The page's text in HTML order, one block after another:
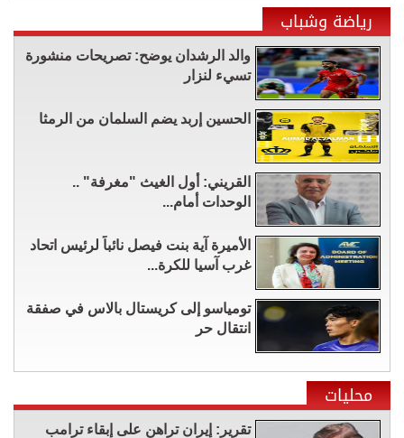
رياضة وشباب
والد الرشدان يوضح: تصريحات منشورة
تسيء لنزار
الحسين إربد يضم السلمان من الرمثا
القريني: أول الغيث "مغرفة" ..
الوحدات أمام...
الأميرة آية بنت فيصل نائباً لرئيس اتحاد
غرب آسيا للكرة...
تومياسو إلى كريستال بالاس في صفقة
انتقال حر
محليات
تقرير: إيران تراهن على إبقاء ترامب